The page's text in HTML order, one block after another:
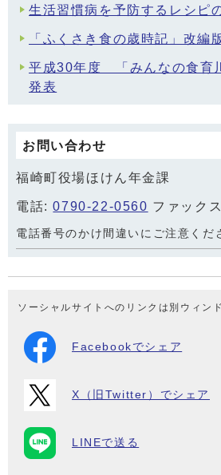
生活習慣病を予防するレシピ
「ふくさき食の歳時記」改編
平成30年度 「みんなの食
発表
お問い合わせ
福崎町役場ほけん年金課
電話:0790-22-0560 ファック
電話番号のかけ間違いにご注意くだ
ソーシャルサイトへのリンクは別ウィン
Facebookでシェア
X（旧Twitter）でシェア
LINEで送る